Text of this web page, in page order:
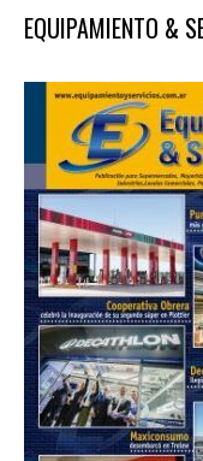
EQUIPAMIENTO &